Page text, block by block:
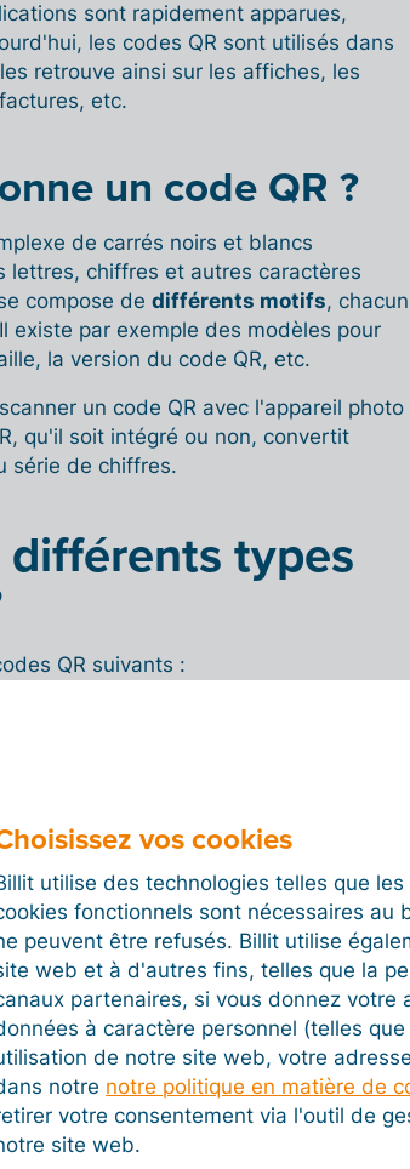
sont rapidement apparues,
les codes QR sont utilisés dans
retrouve ainsi sur les affiches, les
etc.
un code QR ?
de carrés noirs et blancs
lettres, chiffres et autres caractères
compose de différents motifs, chacun
existe par exemple des modèles pour
la version du code QR, etc.
un code QR avec l'appareil photo
qu'il soit intégré ou non, convertit
série de chiffres.
types
QR suivants :
Le code QR original, avec une
caractères numériques, 707
caractères alphanumériques
et 299 caractères kanji
(signes d’écriture japonais).
Version améliorée du modèle
1, avec une scannabilité plus
rapide et une capacité
supérieure. Ce type de code
QR peut intégrer jusqu'à 7.089
vos cookies
utilise des technologies telles que
fonctionnels sont nécessaires
peuvent être refusés. Billit utilise
web et à d'autres fins, telles que la
partenaires, si vous donnez votre
à caractère personnel (telles
de notre site web, votre
notre notre politique en matière de
votre consentement via l'outil de
site web.